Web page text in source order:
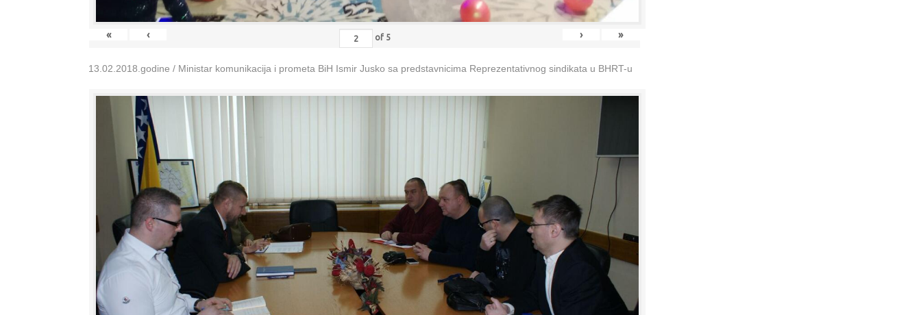
« ‹ of 5 › »
13.02.2018.godine / Ministar komunikacija i prometa BiH Ismir Jusko sa predstavnicima Reprezentativnog sindikata u BHRT-u